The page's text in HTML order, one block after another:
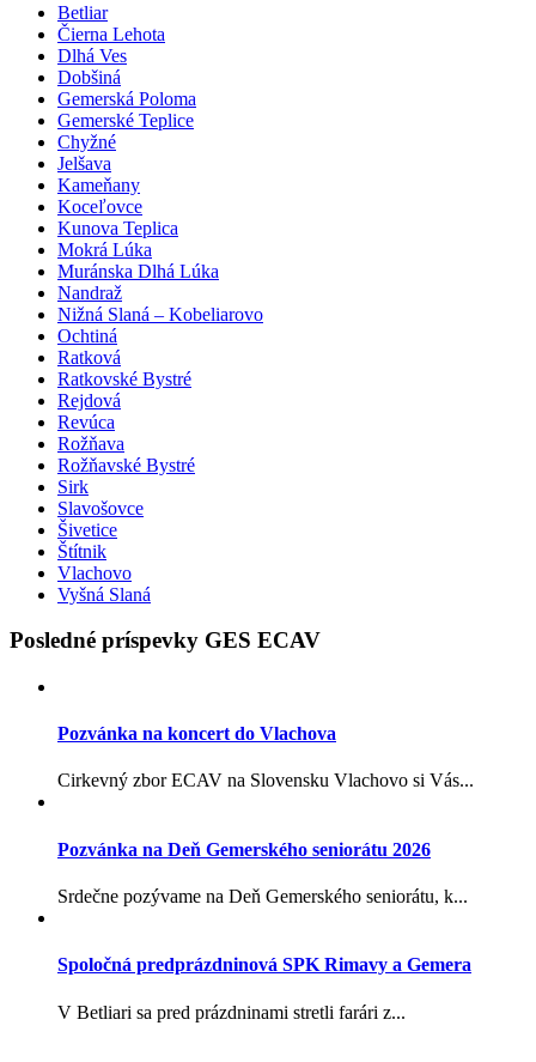
Betliar
Čierna Lehota
Dlhá Ves
Dobšiná
Gemerská Poloma
Gemerské Teplice
Chyžné
Jelšava
Kameňany
Koceľovce
Kunova Teplica
Mokrá Lúka
Muránska Dlhá Lúka
Nandraž
Nižná Slaná – Kobeliarovo
Ochtiná
Ratková
Ratkovské Bystré
Rejdová
Revúca
Rožňava
Rožňavské Bystré
Sirk
Slavošovce
Šivetice
Štítnik
Vlachovo
Vyšná Slaná
Posledné príspevky GES ECAV
Pozvánka na koncert do Vlachova
Cirkevný zbor ECAV na Slovensku Vlachovo si Vás...
Pozvánka na Deň Gemerského seniorátu 2026
Srdečne pozývame na Deň Gemerského seniorátu, k...
Spoločná predprázdninová SPK Rimavy a Gemera
V Betliari sa pred prázdninami stretli farári z...